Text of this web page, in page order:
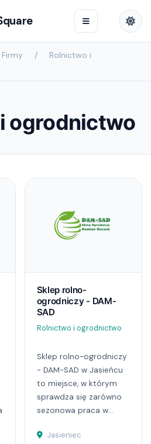
Firmy
Rolnictwo i
ogrodnictwo
Sklep rolno-
ogrodniczy - DAM-
SAD
Rolnictwo i ogrodnictwo
Sklep rolno-ogrodniczy
- DAM-SAD w Jasieńcu
to miejsce, w którym
sprawdza się zarówno
sezonowa praca w...
Jasieniec